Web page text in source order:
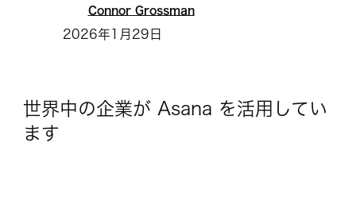
Connor Grossman
2026年1月29日
世界中の企業が Asana を活用してい
ます